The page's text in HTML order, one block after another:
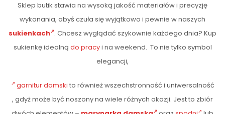
Sklep butik stawia na wysoką jakość materiałów i precyzję
wykonania, abyś czuła się wyjątkowo i pewnie w naszych
sukienkach . Chcesz wyglądać szykownie każdego dnia? Kup
sukienkę idealną do pracyi na weekend. To nie tylko symbol
elegancji,
garnitur damski to również wszechstronność i uniwersalność
, gdyż może być noszony na wiele różnych okazji. Jest to zbiór